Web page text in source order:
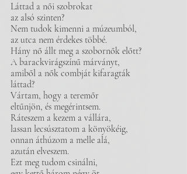
Láttad a női szobrokat
az alsó szinten?
Nem tudok kimenni a múzeumból,
az utca nem érdekes többé.
Hány nő állt meg a szobornők előtt?
A barackvirágszínű márványt,
amiből a nők combját kifaragták
láttad?
Vártam, hogy a teremőr
eltűnjön, és megérintsem.
Ráteszem a kezem a vállára,
lassan lecsúsztatom a könyökéig,
onnan áthúzom a melle alá,
azután elveszem.
Ezt meg tudom csinálni,